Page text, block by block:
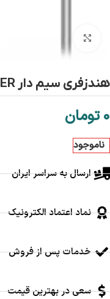
هندزفری سیم دار GENIUS HS-M360 SILVER
0 تومان
ناموجود
ارسال به سراسر ایران
نماد اعتماد الکترونیک
خدمات پس از فروش
سعی در بهترین قیمت